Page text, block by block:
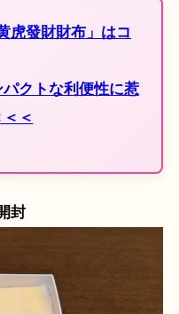
虎發財財布」はコ
クトな利便性に惹
＜
封